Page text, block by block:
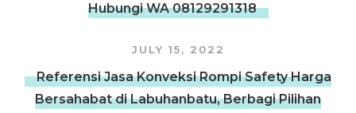
Hubungi WA 08129291318
JULY 15, 2022
Referensi Jasa Konveksi Rompi Safety Harga
Bersahabat di Labuhanbatu, Berbagi Pilihan